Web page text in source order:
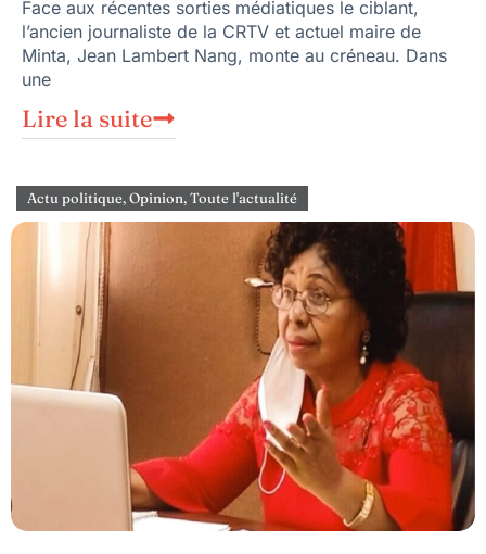
Face aux récentes sorties médiatiques le ciblant,
l’ancien journaliste de la CRTV et actuel maire de
Minta, Jean Lambert Nang, monte au créneau. Dans
une
Lire la suite
Actu politique,Opinion,Toute l'actualité